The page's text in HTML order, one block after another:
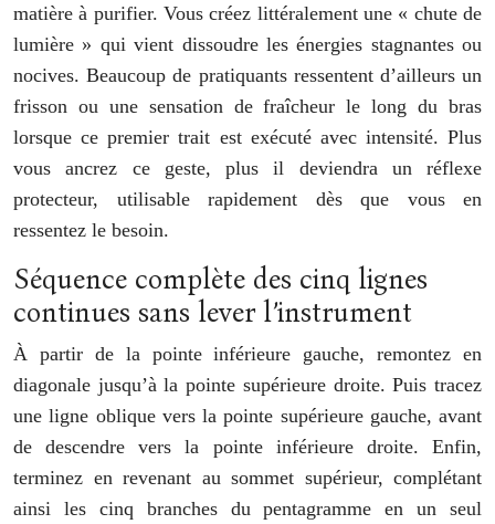
matière à purifier. Vous créez littéralement une « chute de
lumière » qui vient dissoudre les énergies stagnantes ou
nocives. Beaucoup de pratiquants ressentent d’ailleurs un
frisson ou une sensation de fraîcheur le long du bras
lorsque ce premier trait est exécuté avec intensité. Plus
vous ancrez ce geste, plus il deviendra un réflexe
protecteur, utilisable rapidement dès que vous en
ressentez le besoin.
Séquence complète des cinq lignes
continues sans lever l’instrument
À partir de la pointe inférieure gauche, remontez en
diagonale jusqu’à la pointe supérieure droite. Puis tracez
une ligne oblique vers la pointe supérieure gauche, avant
de descendre vers la pointe inférieure droite. Enfin,
terminez en revenant au sommet supérieur, complétant
ainsi les cinq branches du pentagramme en un seul